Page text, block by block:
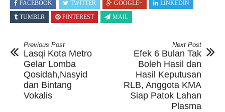
FACEBOOK TWITTER GOOGLE+
LINKEDIN
TUMBLR
PINTEREST MAIL
Previous Post
Lasqi Kota Metro
Gelar Lomba
Qosidah,Nasyid
dan Bintang
Vokalis
Next Post
Efek 6 Bulan Tak
Boleh Hasil dan
Hasil Keputusan
RLB, Anggota KMA
Siap Patok Lahan
Plasma